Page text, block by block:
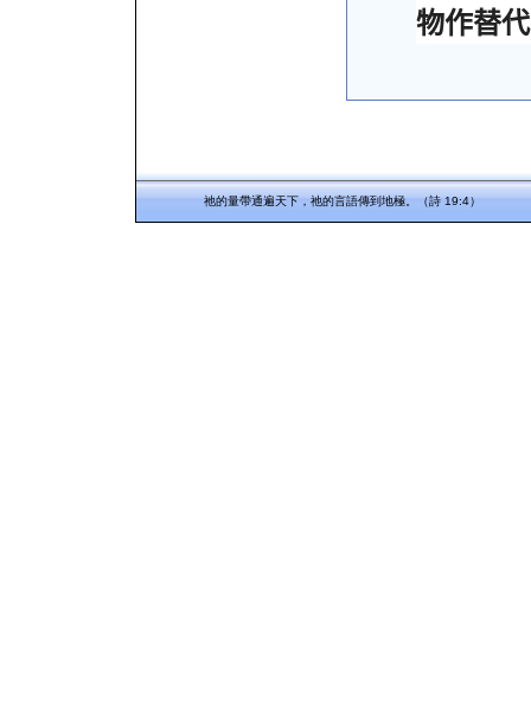
物作替
祂的量帶通遍天下，祂的言語傳到地極。（詩 19:4）